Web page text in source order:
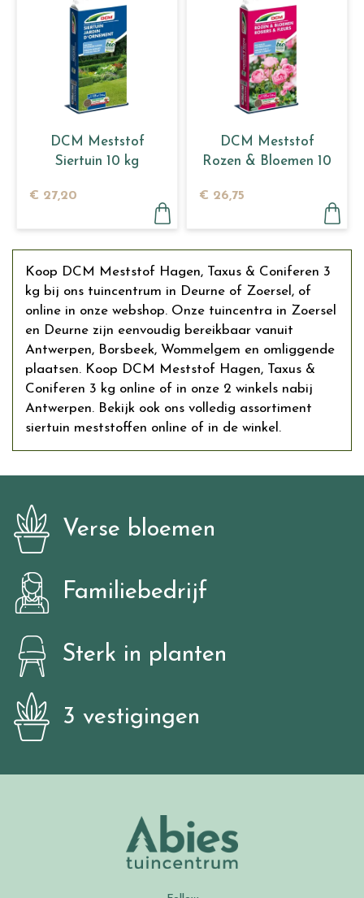
DCM Meststof
Siertuin 10 kg
€ 27,20
DCM Meststof
Rozen & Bloemen 10
€ 26,75
Koop DCM Meststof Hagen, Taxus & Coniferen 3
kg bij ons tuincentrum in Deurne of Zoersel, of
online in onze webshop. Onze tuincentra in Zoersel
en Deurne zijn eenvoudig bereikbaar vanuit
Antwerpen, Borsbeek, Wommelgem en omliggende
plaatsen. Koop DCM Meststof Hagen, Taxus &
Coniferen 3 kg online of in onze 2 winkels nabij
Antwerpen. Bekijk ook ons volledig assortiment
siertuin meststoffen online of in de winkel.
Verse bloemen
Familiebedrijf
Sterk in planten
3 vestigingen